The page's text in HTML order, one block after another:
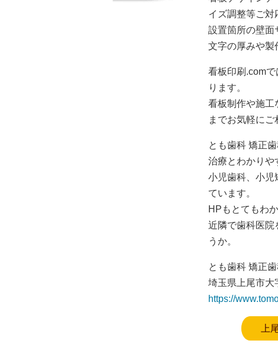
イズ調整等ご対
設置箇所の壁面
文字の厚みや製
看板印刷.com
ります。
看板制作や施工
までお気軽にご
とも歯科 矯正
治療とわかりや
小児歯科、小児
ています。
HPもとてもわ
近隣で歯科医院
うか。
とも歯科 矯正
埼玉県上尾市大
https://
上